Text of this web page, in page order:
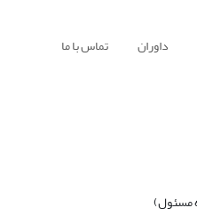
داوران تماس با ما
مسئول)